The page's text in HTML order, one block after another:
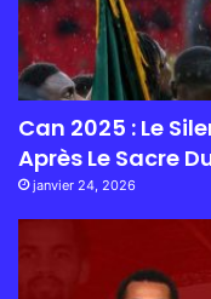
Can 2025 : Le
Après Le Sacre
janvier 24, 2026